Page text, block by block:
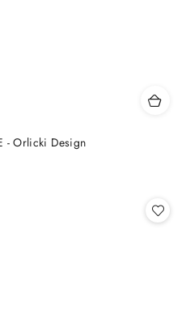
- Orlicki Design